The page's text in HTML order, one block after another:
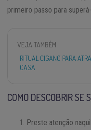
primeiro passo para
VEJA TAMBÉM
RITUAL CIGANO PARA
CASA
COMO DESCOBRIR
Preste atenção